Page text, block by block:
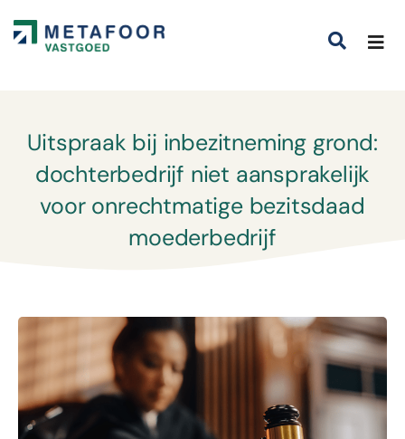
Uitspraak bij inbezitneming grond:
dochterbedrijf niet aansprakelijk
voor onrechtmatige bezitsdaad
moederbedrijf